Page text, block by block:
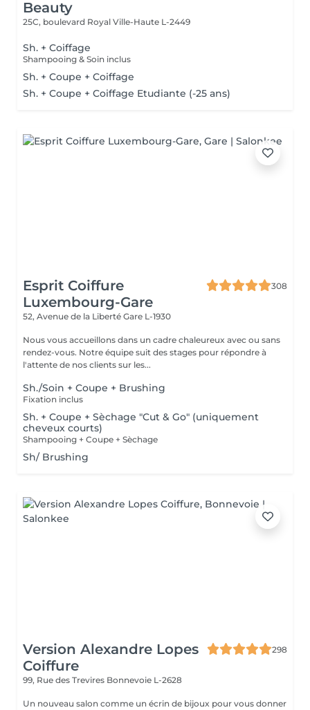
Beauty
25C, boulevard Royal Ville-Haute L-2449
Sh. + Coiffage
Shampooing & Soin inclus
Sh. + Coupe + Coiffage
Sh. + Coupe + Coiffage Etudiante (-25 ans)
Esprit Coiffure
Luxembourg-Gare
308
52, Avenue de la Liberté Gare L-1930
Nous vous accueillons dans un cadre chaleureux avec ou sans
rendez-vous. Notre équipe suit des stages pour répondre à
l'attente de nos clients sur les...
Sh./Soin + Coupe + Brushing
Fixation inclus
Sh. + Coupe + Sèchage "Cut & Go" (uniquement
cheveux courts)
Shampooing + Coupe + Sèchage
Sh/ Brushing
Version Alexandre Lopes
Coiffure
298
99, Rue des Trevires Bonnevoie L-2628
Un nouveau salon comme un écrin de bijoux pour vous donner